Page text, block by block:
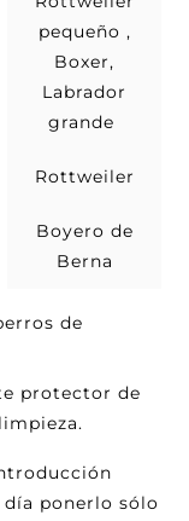
pequeño ,
Boxer,
Labrador
grande
Rottweiler
Boyero de
Berna
de
protector de
ponerlo sólo